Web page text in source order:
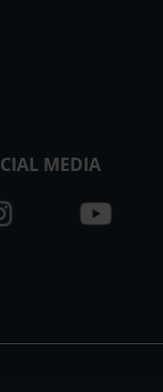
MEDIA